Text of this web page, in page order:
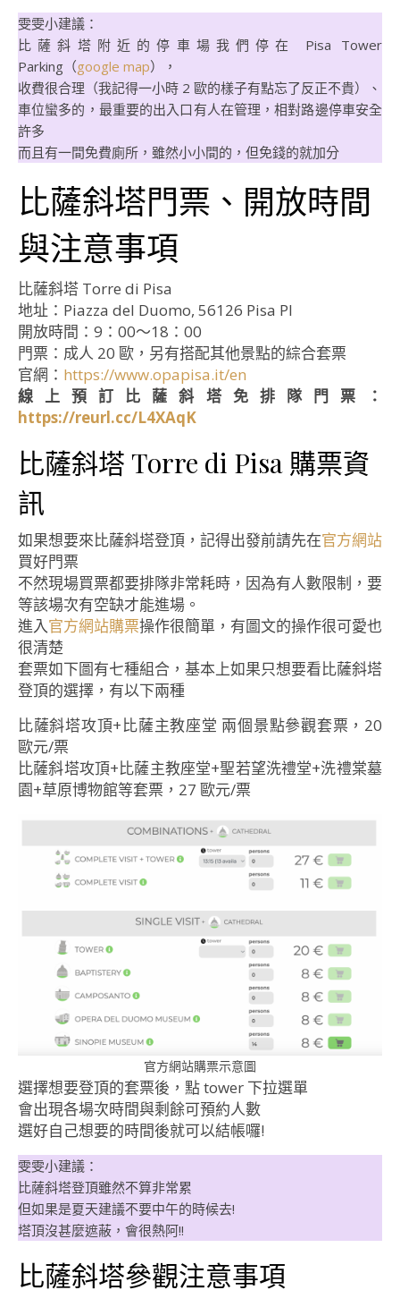
雯雯小建議：
比薩斜塔附近的停車場我們停在 Pisa Tower
Parking（google map），
收費很合理（我記得一小時 2 歐的樣子有點忘了反正不貴）、
車位蠻多的，最重要的出入口有人在管理，相對路邊停車安全
許多
而且有一間免費廁所，雖然小小間的，但免錢的就加分
比薩斜塔門票、開放時間
與注意事項
比薩斜塔 Torre di Pisa
地址：Piazza del Duomo, 56126 Pisa PI
開放時間：9：00～18：00
門票：成人 20 歐，另有搭配其他景點的綜合套票
官網： https://www.opapisa.it/en
線上預訂比薩斜塔免排隊門票：
https://reurl.cc/L4XAqK
比薩斜塔 Torre di Pisa 購票資
訊
如果想要來比薩斜塔登頂，記得出發前請先在官方網站
買好門票
不然現場買票都要排隊非常耗時，因為有人數限制，要
等該場次有空缺才能進場。
進入官方網站購票操作很簡單，有圖文的操作很可愛也
很清楚
套票如下圖有七種組合，基本上如果只想要看比薩斜塔
登頂的選擇，有以下兩種
比薩斜塔攻頂+比薩主教座堂 兩個景點參觀套票，20
歐元/票
比薩斜塔攻頂+比薩主教座堂+聖若望洗禮堂+洗禮棠墓
園+草原博物館等套票，27 歐元/票
官方網站購票示意圖
選擇想要登頂的套票後，點 tower 下拉選單
會出現各場次時間與剩餘可預約人數
選好自己想要的時間後就可以結帳囉!
雯雯小建議：
比薩斜塔登頂雖然不算非常累
但如果是夏天建議不要中午的時候去!
塔頂沒甚麼遮蔽，會很熱阿!!
比薩斜塔參觀注意事項